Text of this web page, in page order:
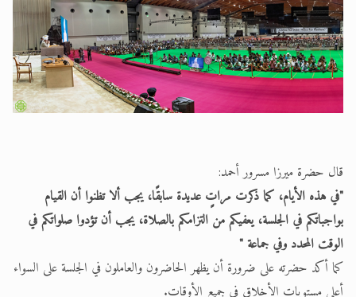
قال حضرة ميرزا مسرور أحمد:
"في هذه الأيام، كما ذكرت مراتٍ عديدة سابقًا، يجب ألا تظنوا أن القيام
بواجباتكم في الجلسة، يعفيكم من التزامكم بالصلاة، يجب أن تؤدوا صلواتكم في
الوقت المحدد وفي جماعة "
كما أكد حضرته على ضرورة أن يظهر الحاضرون والعاملون في الجلسة على السواء
أعلى مستويات الأخلاق في جميع الأوقات.